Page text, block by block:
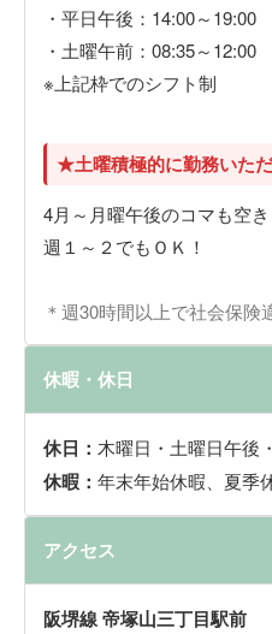
・平日午後：14:00～19:00
・土曜午前：08:35～12:00
※上記枠でのシフト制
★土曜積極的に勤務いた
4月～月曜午後のコマも空き
週１～２でもＯＫ！
＊週30時間以上で社会保険
休暇・休日
休日： 木曜日・土曜日午後
休暇： 年末年始休暇、夏季
アクセス
阪堺線 帝塚山三丁目駅前